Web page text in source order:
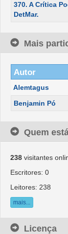
370. A Crítica
DetMar.
Mais
Autor
Alemtagus
Benjamin Pó
Quem
238 visitantes
Escritores: 0
Leitores: 238
mais...
Licença